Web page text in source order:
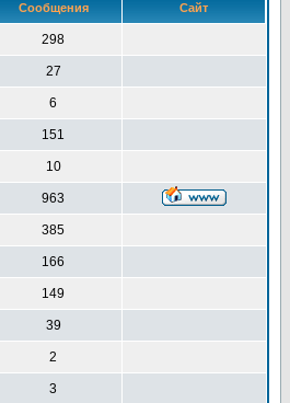
Сообщения Сайт
298
27
6
151
10
963
385
166
149
39
2
3